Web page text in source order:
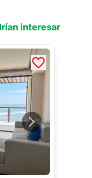
interesar